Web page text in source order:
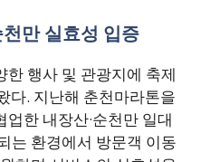
천만 실효성 입증
행사 및 관광지에 축제
다. 지난해 춘천마라톤을
한 내장산·순천만 일대
는 환경에서 방문객 이동